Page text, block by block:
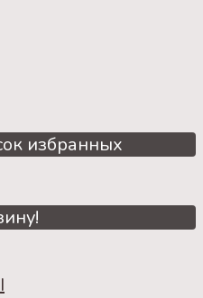
избранных